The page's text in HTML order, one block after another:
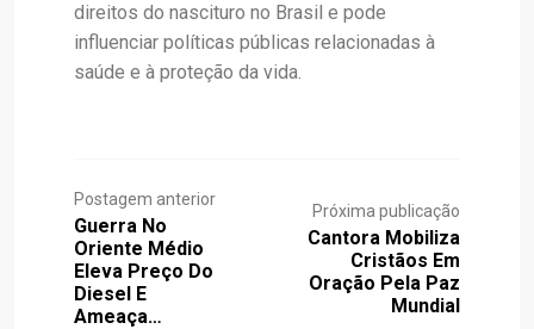
direitos do nascituro no Brasil e pode
influenciar políticas públicas relacionadas à
saúde e à proteção da vida.
Postagem anterior
Guerra No
Oriente Médio
Eleva Preço Do
Diesel E
Ameaça…
Próxima publicação
Cantora Mobiliza
Cristãos Em
Oração Pela Paz
Mundial